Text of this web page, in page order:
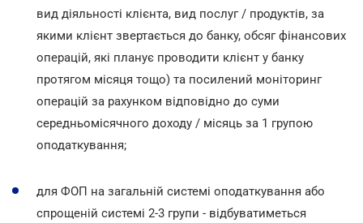
вид діяльності клієнта, вид послуг / продуктів, за
якими клієнт звертається до банку, обсяг фінансових
операцій, які планує проводити клієнт у банку
протягом місяця тощо) та посилений моніторинг
операцій за рахунком відповідно до суми
середньомісячного доходу / місяць за 1 групою
оподаткування;
для ФОП на загальній системі оподаткування або
спрощеній системі 2-3 групи - відбуватиметься